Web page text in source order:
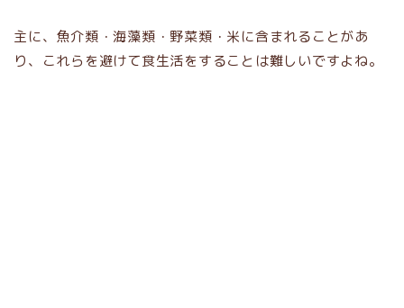
主に、魚介類・海藻類・野菜類・米に含まれることがあ
り、これらを避けて食生活をすることは難しいですよね。